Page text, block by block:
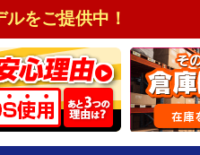
をご提供中！